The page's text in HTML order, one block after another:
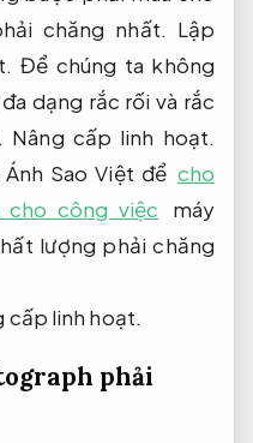
chăng nhất. Lập
Để chúng ta không
dạng rắc rối và rắc
Nâng cấp linh hoạt.
Sao Việt để cho
cho công việc
máy
lượng phải chăng
cấp linh hoạt.
phải